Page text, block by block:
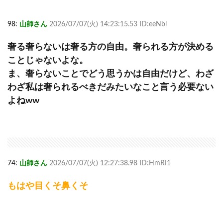
98: 山師さん 2026/07/07(火) 14:23:15.53 ID:eeNbl
奢る奢らないは奢る方の自由。奢られる方が決める
ことじゃないよな。
ま、奢らないことでどう思うかは自由だけど、わざ
わざ私は奢られるべきだみたいなこと言う必要ない
よねww
74: 山師さん 2026/07/07(火) 12:27:38.98 ID:HmRI1
もはや目くそ鼻くそ